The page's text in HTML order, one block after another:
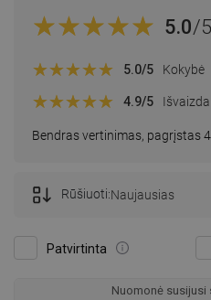
5.0/5
Bendras vertinimas, pagrįstas
5.0/5 Kokybė
4.9/5 Išvaizda
Patvirtinta
Rūšiuoti:Naujausias
Nuomonė susijusi